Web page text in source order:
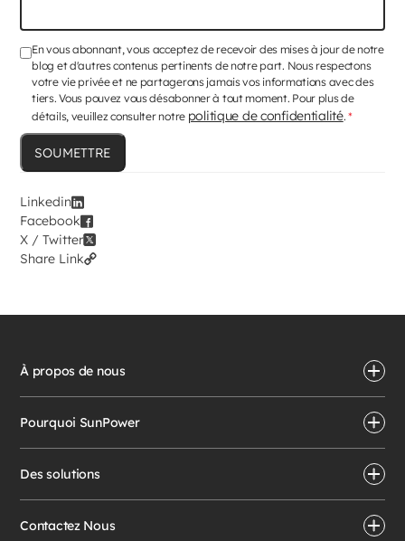
En vous abonnant, vous acceptez de recevoir des mises à jour de notre
blog et d'autres contenus pertinents de notre part. Nous respectons
votre vie privée et ne partagerons jamais vos informations avec des
tiers. Vous pouvez vous désabonner à tout moment. Pour plus de
détails, veuillez consulter notre politique de confidentialité.*
Linkedin
Facebook
X / Twitter
Share Link
À propos de nous
Pourquoi SunPower
Des solutions
Contactez Nous